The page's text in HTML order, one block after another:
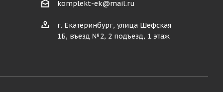
komplekt-ek@mail.ru
г. Екатеринбург, улица Шефская
1Б, въезд №2, 2 подъезд, 1 этаж